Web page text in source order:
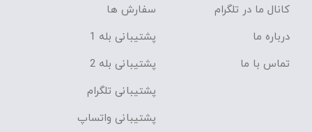
کانال ما در تلگرام
درباره ما
تماس با ما
سفارش ها
پشتیبانی بله 1
پشتیبانی بله 2
پشتیبانی تلگرام
پشتیبانی واتساپ